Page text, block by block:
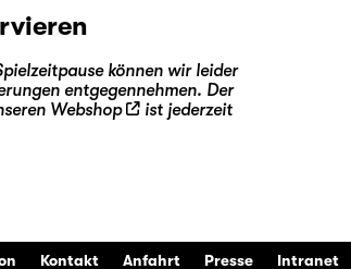
können wir leider
entgegennehmen. Der
Webshop
ist jederzeit
Kontakt Anfahrt Presse Intranet